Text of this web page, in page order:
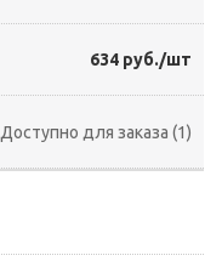
634 руб./шт
Доступно для заказа (1)